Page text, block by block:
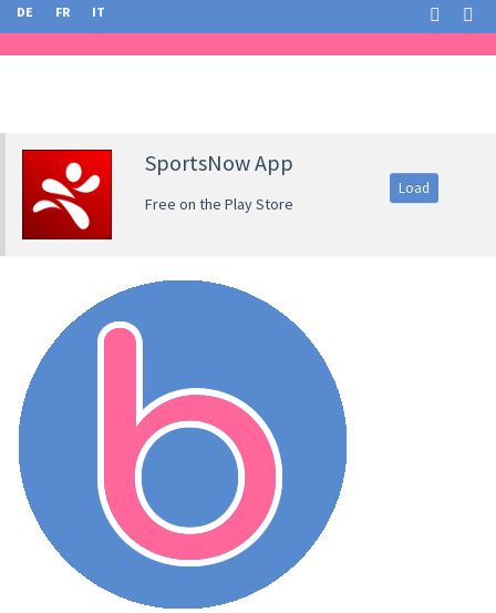
DE FR IT
SportsNow App
Free on the Play Store
Load